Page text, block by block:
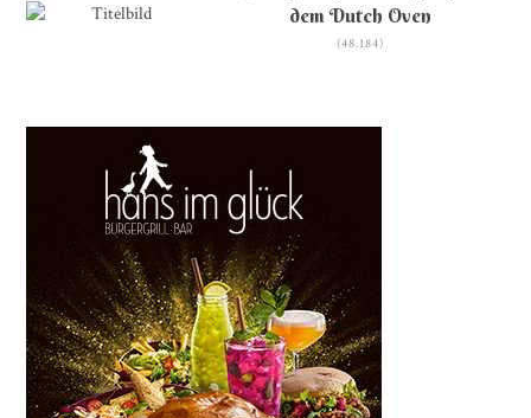
dem Dutch Oven
(48.184)